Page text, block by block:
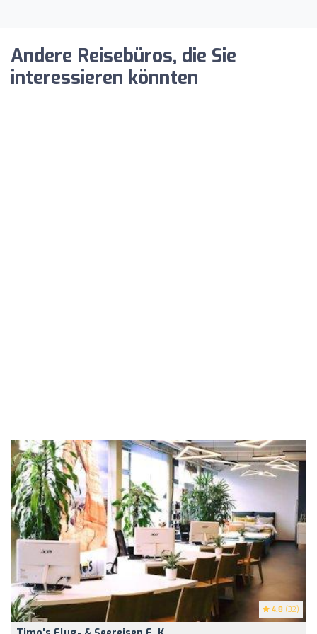
Andere Reisebüros, die Sie
interessieren könnten
4.8 (32)